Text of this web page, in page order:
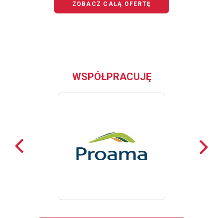
ZOBACZ CAŁĄ OFERTĘ
WSPÓŁPRACUJĘ
Poprzednie
loga
loga